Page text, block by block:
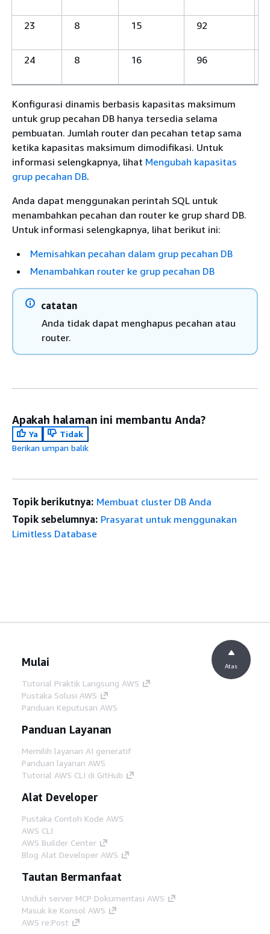
23
8 15 92
24
8 16 96
Konfigurasi dinamis berbasis kapasitas maksimum
untuk grup pecahan DB hanya tersedia selama
pembuatan. Jumlah router dan pecahan tetap sama
ketika kapasitas maksimum dimodifikasi. Untuk
informasi selengkapnya, lihat Mengubah kapasitas
grup pecahan DB.
Anda dapat menggunakan perintah SQL untuk
menambahkan pecahan dan router ke grup shard DB.
Untuk informasi selengkapnya, lihat berikut ini:
Memisahkan pecahan dalam grup pecahan DB
Menambahkan router ke grup pecahan DB
catatan
Anda tidak dapat menghapus pecahan atau
router.
Apakah halaman ini membantu Anda?
Ya
Tidak
Berikan umpan balik
Topik berikutnya: Membuat cluster DB Anda
Topik sebelumnya: Prasyarat untuk menggunakan
Limitless Database
Mulai
Tutorial Praktik Langsung AWS
Pustaka Solusi AWS
Panduan Keputusan AWS
Panduan Layanan
Memilih layanan AI generatif
Panduan layanan AWS
Tutorial AWS CLI di GitHub
Alat Developer
Pustaka Contoh Kode AWS
AWS CLI
AWS Builder Center
Blog Alat Developer AWS
Tautan Bermanfaat
Unduh server MCP Dokumentasi AWS
Masuk ke Konsol AWS
AWS re:Post
Atas